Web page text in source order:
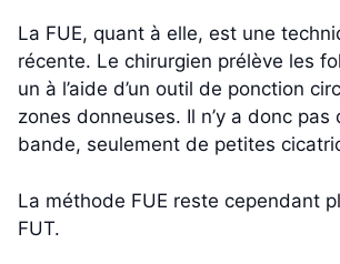
La FUE, quant à elle, est une
récente. Le chirurgien prélève les
un à l’aide d’un outil de ponction
zones donneuses. Il n’y a donc pas
bande, seulement de petites
La méthode FUE reste cependant
FUT.